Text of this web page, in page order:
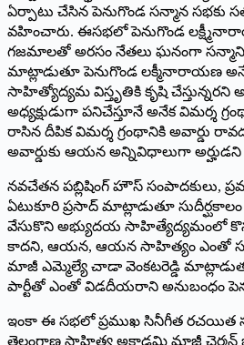
ఏర్పాటు చేసిన పెనుగొండ సన్మాన సభకు
వహించారు. ఈసభలో పెనుగొండ
గజమాలతో అరసం నేతలు ఘనంగా
మాట్లాడుతూ పెనుగొండ లక్మీనారాయణ
సాహిత్యోద్యమ విస్తృతికి కృషి
అధ్యక్షుడుగా పనిచేస్తూనే అనేక విమర్శ
రాసిన దీపిక విమర్శ గ్రంథానికి అవార్డు
అవార్డుకు ఆయన అన్నివిధాలుగా
నవచేతన పబ్లిషింగ్ హౌస్ సంపాదకులు,
ఏటుకూరి ప్రసాద్ మాట్లాడుతూ
వేసుకొని అభ్యుదయ సాహిత్యేద్యమంలో
కాదని, ఆయన, ఆయన సాహిత్యం ఎంతో
మాజీ ఎమ్మెల్యే చాడా వెంకటరెడ్డి
పార్టీతో ఎంతో విడదీయరాని అనుబంధం
ఇంకా ఈ సభలో ప్రముఖ సినీగీత రచయిత
తెలంగాణ సాహిత్య అకాడమి మాజీ చైర్మన్